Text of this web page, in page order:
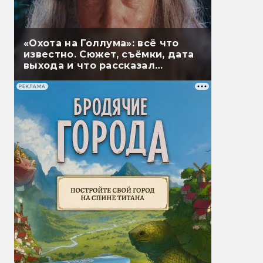
«Охота на Голлума»: всё что
известно. Сюжет, съёмки, дата
выхода и что рассказал
РЕКЛАМА